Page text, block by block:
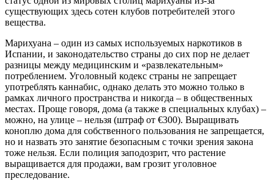
существующих здесь сотен клубов потребителей этого
вещества.
Марихуана – один из самых используемых наркотиков в
Испании, и законодательство страны до сих пор не делает
разницы между медицинским и «развлекательным»
потреблением. Уголовный кодекс страны не запрещает
употреблять каннабис, однако делать это можно только в
рамках личного пространства и никогда – в общественных
местах. Проще говоря, дома (а также в специальных клубах) –
можно, на улице – нельзя (штраф от €300). Выращивать
коноплю дома для собственного пользования не запрещается,
но и назвать это занятие безопасным с точки зрения закона
тоже нельзя. Если полиция заподозрит, что растение
выращивается для продажи, вам грозит уголовное
преследование.